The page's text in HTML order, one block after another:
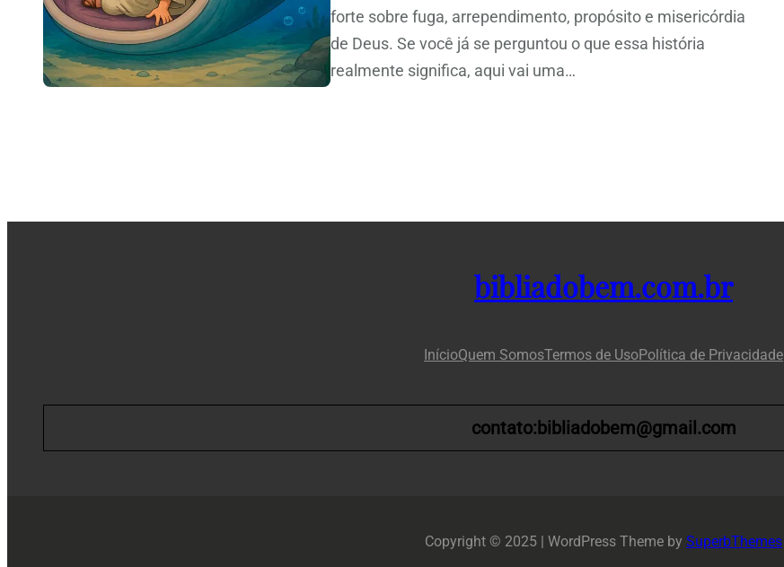
forte sobre fuga, arrependimento, propósito e misericórdia
de Deus. Se você já se perguntou o que essa história
realmente significa, aqui vai uma…
bibliadobem.com.br
InícioQuem SomosTermos de UsoPolítica de Privacidade
contato:bibliadobem@gmail.com
Copyright © 2025 | WordPress Theme by SuperbThemes